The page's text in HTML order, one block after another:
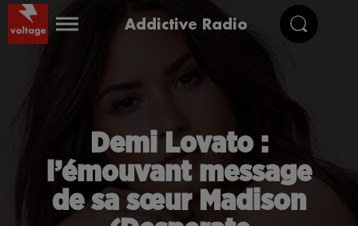
Addictive Radio
Demi Lovato :
l’émouvant message
de sa sœur Madison